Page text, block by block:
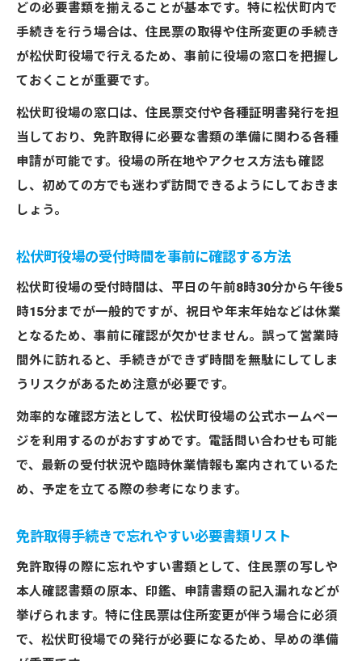
どの必要書類を揃えることが基本です。特に松伏町内で
手続きを行う場合は、住民票の取得や住所変更の手続き
が松伏町役場で行えるため、事前に役場の窓口を把握し
ておくことが重要です。
松伏町役場の窓口は、住民票交付や各種証明書発行を担
当しており、免許取得に必要な書類の準備に関わる各種
申請が可能です。役場の所在地やアクセス方法も確認
し、初めての方でも迷わず訪問できるようにしておきま
しょう。
松伏町役場の受付時間を事前に確認する方法
松伏町役場の受付時間は、平日の午前8時30分から午後5
時15分までが一般的ですが、祝日や年末年始などは休業
となるため、事前に確認が欠かせません。誤って営業時
間外に訪れると、手続きができず時間を無駄にしてしま
うリスクがあるため注意が必要です。
効率的な確認方法として、松伏町役場の公式ホームペー
ジを利用するのがおすすめです。電話問い合わせも可能
で、最新の受付状況や臨時休業情報も案内されているた
め、予定を立てる際の参考になります。
免許取得手続きで忘れやすい必要書類リスト
免許取得の際に忘れやすい書類として、住民票の写しや
本人確認書類の原本、印鑑、申請書類の記入漏れなどが
挙げられます。特に住民票は住所変更が伴う場合に必須
で、松伏町役場での発行が必要になるため、早めの準備